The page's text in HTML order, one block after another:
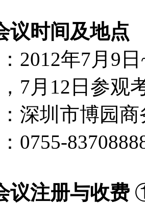
时间及地点
2012年7月9
7月12日参观
圳市博园商
0755-
议注册与收费